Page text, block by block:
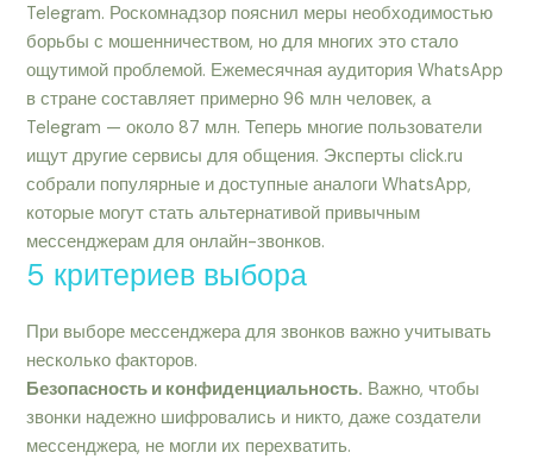
Telegram. Роскомнадзор пояснил меры необходимостью
борьбы с мошенничеством, но для многих это стало
ощутимой проблемой. Ежемесячная аудитория WhatsApp
в стране составляет примерно 96 млн человек, а
Telegram — около 87 млн. Теперь многие пользователи
ищут другие сервисы для общения. Эксперты click.ru
собрали популярные и доступные аналоги WhatsApp,
которые могут стать альтернативой привычным
мессенджерам для онлайн-звонков.
5 критериев выбора
При выборе мессенджера для звонков важно учитывать
несколько факторов.
Безопасность и конфиденциальность. Важно, чтобы
звонки надежно шифровались и никто, даже создатели
мессенджера, не могли их перехватить.